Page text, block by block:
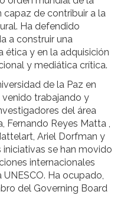
de contribuir a la
Ha defendido
a construir una
ética y en la adquisición
y mediática crítica.
de la Paz en
venido trabajando y
del área
Fernando Reyes Matta ,
Ariel Dorfman y
iniciativas se han movido
internacionales
Ha ocupado,
del Governing Board